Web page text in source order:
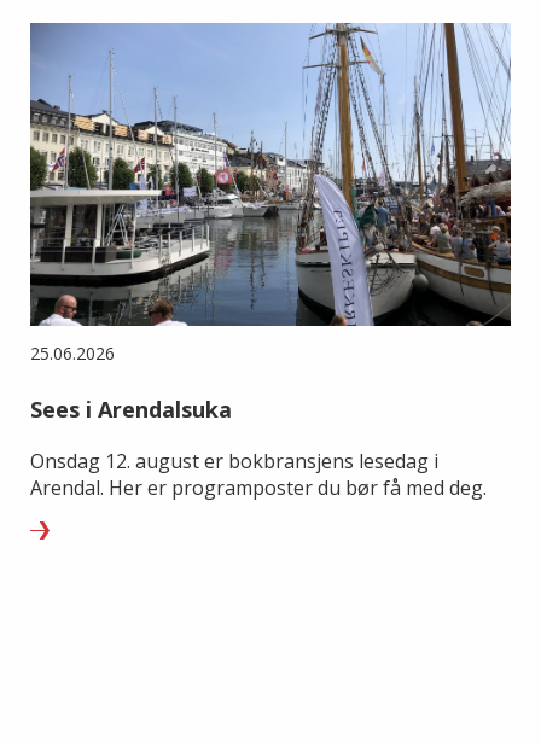
25.06.2026
Sees i Arendalsuka
Onsdag 12. august er bokbransjens lesedag i
Arendal. Her er programposter du bør få med deg.